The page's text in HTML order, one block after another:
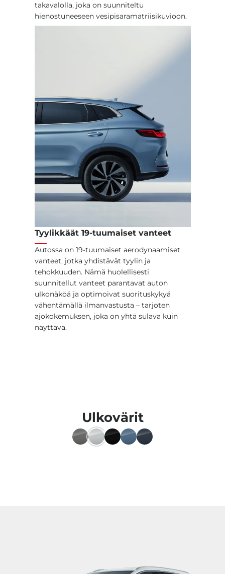
takavalolla, joka on suunniteltu
hienostuneeseen vesipisaramatriisikuvioon.
Tyylikkäät 19-tuumaiset vanteet
Autossa on 19-tuumaiset aerodynaamiset
vanteet, jotka yhdistävät tyylin ja
tehokkuuden. Nämä huolellisesti
suunnitellut vanteet parantavat auton
ulkonäköä ja optimoivat suorituskykyä
vähentämällä ilmanvastusta – tarjoten
ajokokemuksen, joka on yhtä sulava kuin
näyttävä.
Ulkovärit